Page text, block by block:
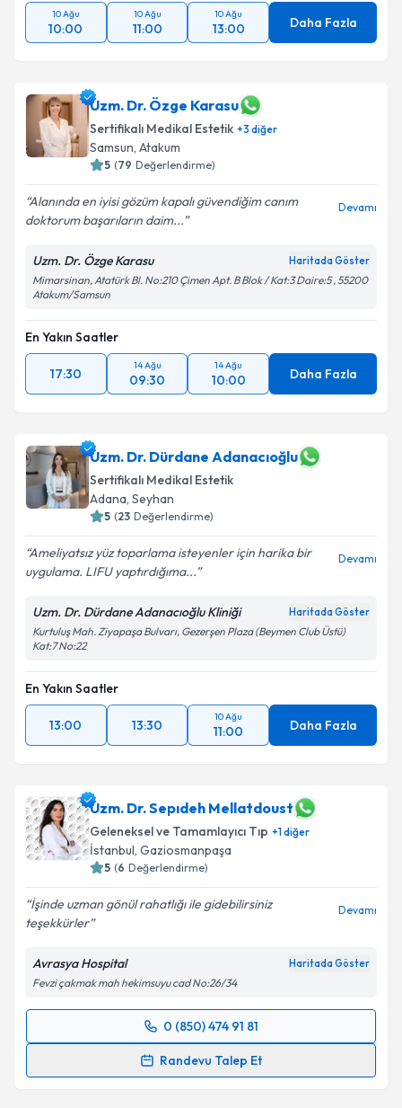
10 Ağu
10:00
10 Ağu
11:00
10 Ağu
13:00 Daha Fazla
Uzm. Dr. Özge Karasu
Sertifikalı Medikal Estetik +3 diğer
Samsun, Atakum
5 (79 Değerlendirme)
Alanında en iyisi gözüm kapalı güvendiğim canım
doktorum başarıların daim...
Devamı
Uzm. Dr. Özge Karasu Haritada Göster
Mimarsinan, Atatürk Bl. No:210 Çimen Apt. B Blok / Kat:3 Daire:5 , 55200
Atakum/Samsun
En Yakın Saatler
17:30
14 Ağu
09:30
14 Ağu
10:00 Daha Fazla
Uzm. Dr. Dürdane Adanacıoğlu
Sertifikalı Medikal Estetik
Adana, Seyhan
5 (23 Değerlendirme)
Ameliyatsız yüz toparlama isteyenler için harika bir
uygulama. LIFU yaptırdığıma...
Devamı
Uzm. Dr. Dürdane Adanacıoğlu Kliniği Haritada Göster
Kurtuluş Mah. Ziyapaşa Bulvarı, Gezerşen Plaza (Beymen Club Üstü)
Kat:7 No:22
En Yakın Saatler
13:00 13:30
10 Ağu
11:00 Daha Fazla
Uzm. Dr. Sepıdeh Mellatdoust
Geleneksel ve Tamamlayıcı Tıp +1diğer
İstanbul, Gaziosmanpaşa
5 (6 Değerlendirme)
İşinde uzman gönül rahatlığı ile gidebilirsiniz
teşekkürler
Devamı
Avrasya Hospital Haritada Göster
Fevzi çakmak mah hekimsuyu cad No:26/34
0 (850) 474 91 81
Randevu Talep Et
Randevu Takvimi Talebi